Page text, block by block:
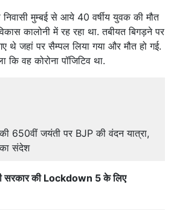
मुम्बई से आये 40 वर्षीय युवक की मौत
कालोनी में रह रहा था. तबीयत बिगड़ने पर
थे जहां पर सैम्पल लिया गया और मौत हो गई.
कि वह कोरोना पॉजिटिव था.
650वीं जयंती पर BJP की वंदन यात्रा,
का संदेश
सरकार की Lockdown 5 के लिए